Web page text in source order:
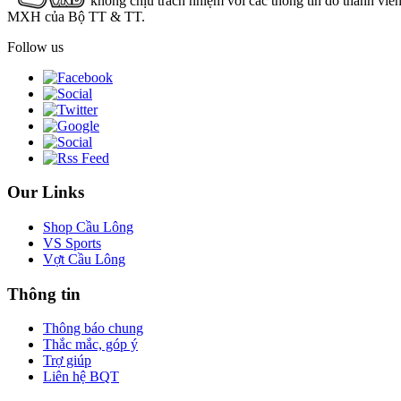
MXH của Bộ TT & TT.
Follow us
Our Links
Shop Cầu Lông
VS Sports
Vợt Cầu Lông
Thông tin
Thông báo chung
Thắc mắc, góp ý
Trợ giúp
Liên hệ BQT